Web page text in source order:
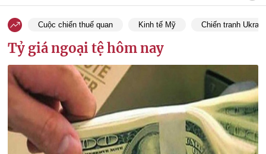
Cuộc chiến thuế quan Kinh tế Mỹ Chiến tranh
Tỷ giá ngoại tệ hôm nay